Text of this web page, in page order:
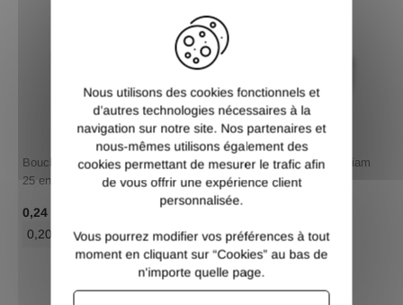
Bouchon rond plastique diam
25 en lots
0,24 €
0,20 €
/ Pce HT
Bouchon rond plastique diam
25 en lots
0,20 €/ Pce HT
Nous utilisons des cookies fonctionnels et
d’autres technologies nécessaires à la
navigation sur notre site. Nos partenaires et
nous-mêmes utilisons également des
cookies permettant de mesurer le trafic afin
de vous offrir une expérience client
personnalisée.
Vous pourrez modifier vos préférences à tout
moment en cliquant sur “Cookies” au bas de
n'importe quelle page.